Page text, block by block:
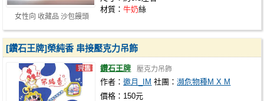
女性向 收藏品 沙包饅頭
材質：牛奶絲
[鑽石王牌]榮純香 串接壓克力吊飾
鑽石王牌 壓克力吊飾
作者：邀月_IM 社團：瀕危物種M X M
價格：150元